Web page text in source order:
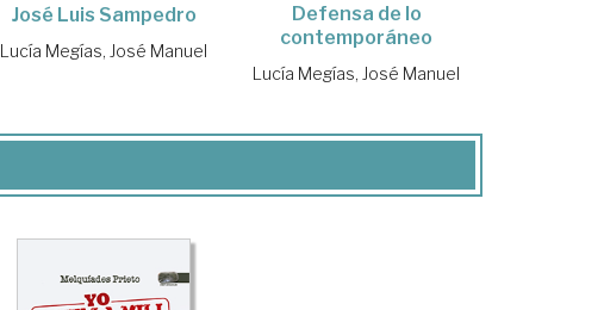
José Luis Sampedro
Lucía Megías, José Manuel
Defensa de lo
contemporáneo
Lucía Megías, José Manuel